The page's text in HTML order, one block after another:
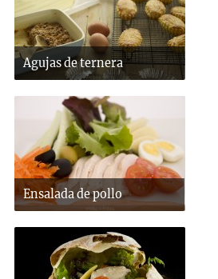
Agujas de ternera
Ensalada de pollo